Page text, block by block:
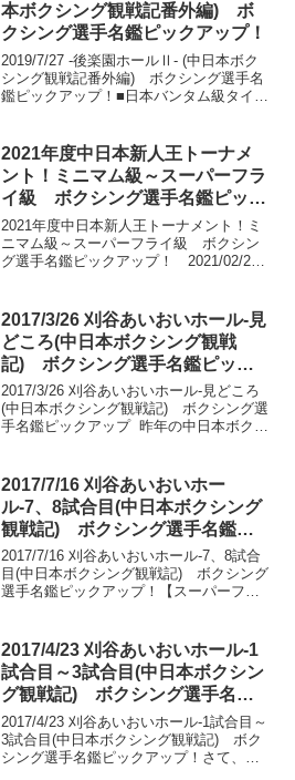
本ボクシング観戦記番外編) ボ
クシング選手名鑑ピックアップ！
2019/7/27 -後楽園ホールⅡ- (中日本ボク
シング観戦記番外編) ボクシング選手名
鑑ピックアップ！■日本バンタム級タイト
級王者/OPBF東洋太平洋...
2021年度中日本新人王トーナメ
ント！ミニマム級～スーパーフラ
イ級 ボクシング選手名鑑ピック
アップ！ 2021/02/23
2021年度中日本新人王トーナメント！ミ
ニマム級～スーパーフライ級 ボクシン
グ選手名鑑ピックアップ！ 2021/02/23
繋がりました。興奮もまだ収まらぬ中で
はあ...
2017/3/26 刈谷あいおいホール-見
どころ(中日本ボクシング観戦
記) ボクシング選手名鑑ピック
アップ！
2017/3/26 刈谷あいおいホール-見どころ
(中日本ボクシング観戦記) ボクシング選
手名鑑ピックアップ 昨年の中日本ボクシ
イナル、ファイナルともに薬師寺ジム
の...
2017/7/16 刈谷あいおいホー
ル-7、8試合目(中日本ボクシング
観戦記) ボクシング選手名鑑ピ
ックアップ！
2017/7/16 刈谷あいおいホール-7、8試合
目(中日本ボクシング観戦記) ボクシング
選手名鑑ピックアップ！【スーパーフェ
勝8敗(1KO)3分・今田 雄...
2017/4/23 刈谷あいおいホール-1
試合目～3試合目(中日本ボクシン
グ観戦記) ボクシング選手名鑑
ピックアップ！
2017/4/23 刈谷あいおいホール-1試合目～
3試合目(中日本ボクシング観戦記) ボク
シング選手名鑑ピックアップ！さて、ち